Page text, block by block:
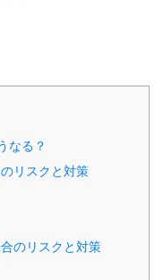
なる？
リスクと対策
のリスクと対策